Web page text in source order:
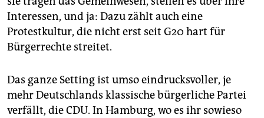
Interessen, und ja: Dazu zählt auch eine
Protestkultur, die nicht erst seit G20 hart für
Bürgerrechte streitet.
Das ganze Setting ist umso eindrucksvoller, je
mehr Deutschlands klassische bürgerliche Partei
verfällt, die CDU. In Hamburg, wo es ihr sowieso